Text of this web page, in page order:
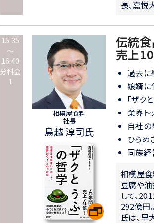
長、嘉
15:35
～
16:40
分科会
1
相模屋食料
社長
鳥越 淳司氏
伝統食
売上
過去に
娘婿に
「ザク
業界ト
自社
ひらめ
同族
相模屋
豆腐や
して、
292億円。
氏は、早